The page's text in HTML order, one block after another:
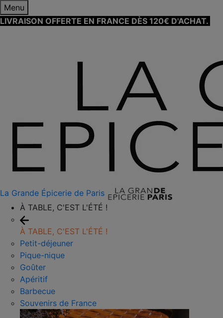
Menu
LIVRAISON OFFERTE EN FRANCE DÈS 120€ D'ACHAT.
La Grande Épicerie de Paris
À TABLE, C'EST L'ÉTÉ !
À TABLE, C'EST L'ÉTÉ !
Petit-déjeuner
Pique-nique
Goûter
Apéritif
Barbecue
Souvenirs de France